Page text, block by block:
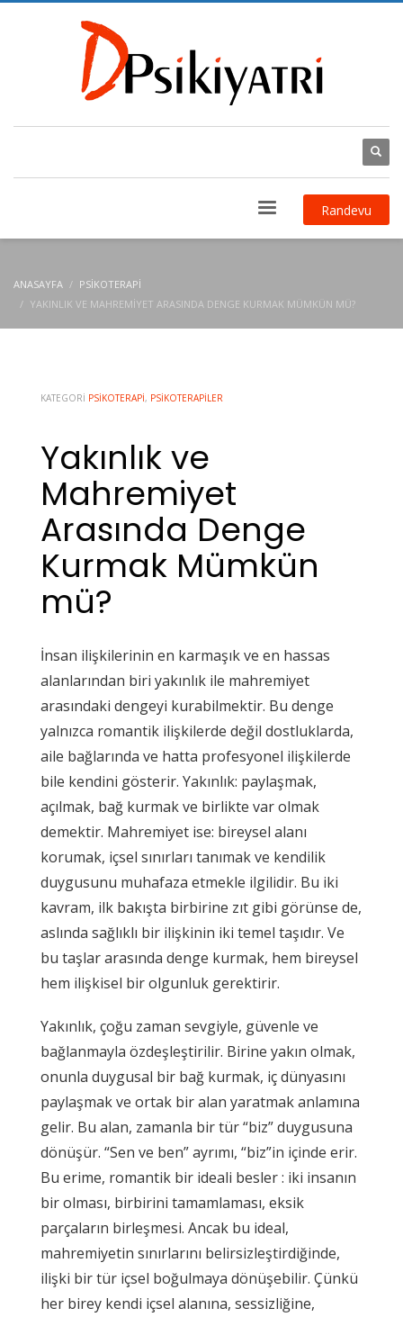
Randevu
ANASAYFA
PSIKOTERAPI
YAKINLIK VE MAHREMIYET ARASINDA DENGE KURMAK MÜMKÜN MÜ?
KATEGORI PSIKOTERAPI, PSIKOTERAPILER
Yakınlık ve
Mahremiyet
Arasında Denge
Kurmak Mümkün
mü?
İnsan ilişkilerinin en karmaşık ve en hassas
alanlarından biri yakınlık ile mahremiyet
arasındaki dengeyi kurabilmektir. Bu denge
yalnızca romantik ilişkilerde değil dostluklarda,
aile bağlarında ve hatta profesyonel ilişkilerde
bile kendini gösterir. Yakınlık: paylaşmak,
açılmak, bağ kurmak ve birlikte var olmak
demektir. Mahremiyet ise: bireysel alanı
korumak, içsel sınırları tanımak ve kendilik
duygusunu muhafaza etmekle ilgilidir. Bu iki
kavram, ilk bakışta birbirine zıt gibi görünse de,
aslında sağlıklı bir ilişkinin iki temel taşıdır. Ve
bu taşlar arasında denge kurmak, hem bireysel
hem ilişkisel bir olgunluk gerektirir.
Yakınlık, çoğu zaman sevgiyle, güvenle ve
bağlanmayla özdeşleştirilir. Birine yakın olmak,
onunla duygusal bir bağ kurmak, iç dünyasını
paylaşmak ve ortak bir alan yaratmak anlamına
gelir. Bu alan, zamanla bir tür “biz” duygusuna
dönüşür. “Sen ve ben” ayrımı, “biz”in içinde erir.
Bu erime, romantik bir ideali besler : iki insanın
bir olması, birbirini tamamlaması, eksik
parçaların birleşmesi. Ancak bu ideal,
mahremiyetin sınırlarını belirsizleştirdiğinde,
ilişki bir tür içsel boğulmaya dönüşebilir. Çünkü
her birey kendi içsel alanına, sessizliğine,